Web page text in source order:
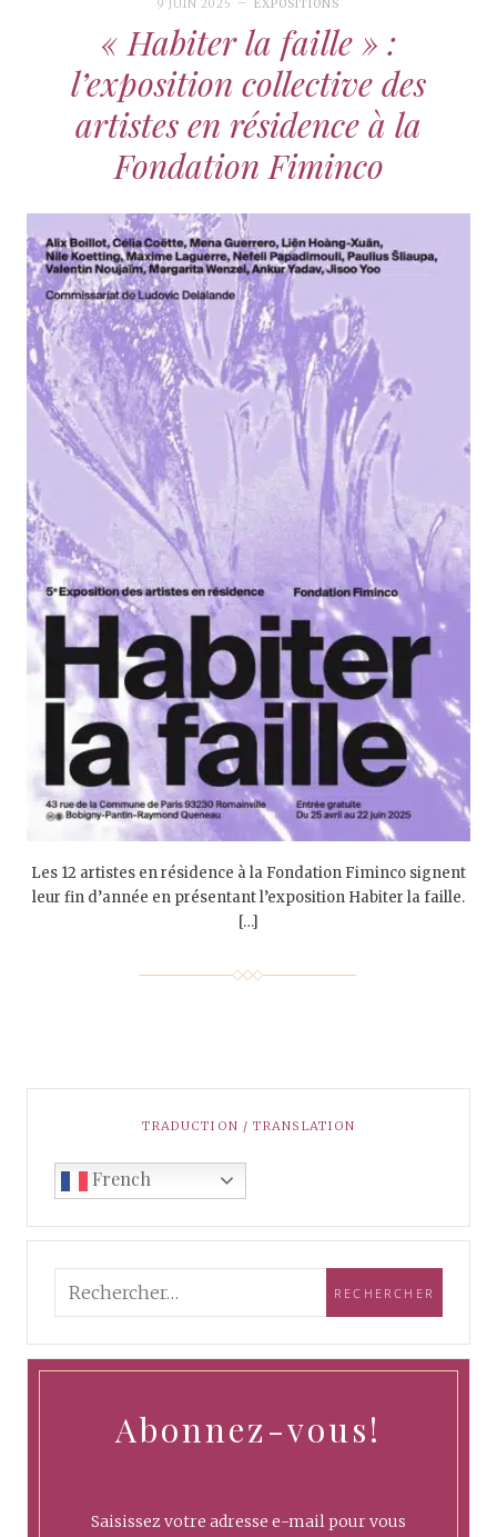
9 JUIN 2025 EXPOSITIONS
« Habiter la faille » :
l’exposition collective des
artistes en résidence à la
Fondation Fiminco
Les 12 artistes en résidence à la Fondation Fiminco signent
leur fin d’année en présentant l’exposition Habiter la faille.
[…]
TRADUCTION / TRANSLATION
French
Abonnez-vous!
Saisissez votre adresse e-mail pour vous